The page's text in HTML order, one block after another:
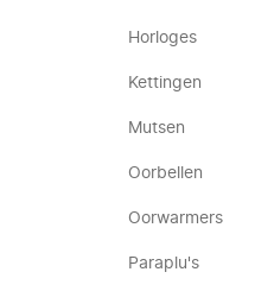
Horloges
Kettingen
Mutsen
Oorbellen
Oorwarmers
Paraplu's